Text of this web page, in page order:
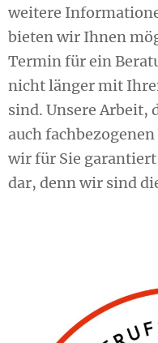
weitere
bieten wir Ihnen
Termin für ein
nicht länger mit
sind. Unsere Arbeit,
auch
wir für Sie
dar, denn wir sind